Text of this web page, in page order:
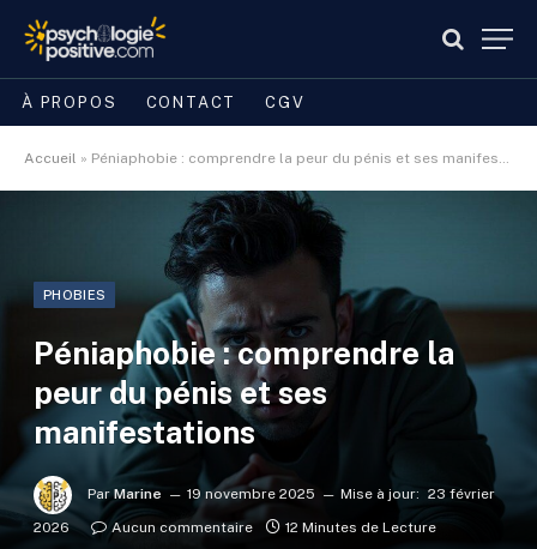
À PROPOS CONTACT CGV
Accueil » Péniaphobie : comprendre la peur du pénis et ses manifestations
PHOBIES
Péniaphobie : comprendre la
peur du pénis et ses
manifestations
Par Marine 19 novembre 2025 Mise à jour: 23 février
2026
Aucun commentaire 12 Minutes de Lecture